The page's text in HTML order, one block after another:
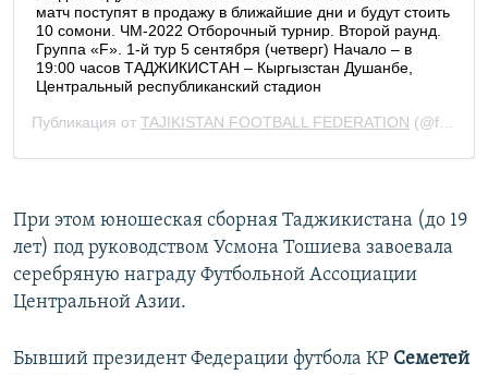
При этом юношеская сборная Таджикистана (до 19
лет) под руководством Усмона Тошиева завоевала
серебряную награду Футбольной Ассоциации
Центральной Азии.
Бывший президент Федерации футбола КР Семетей